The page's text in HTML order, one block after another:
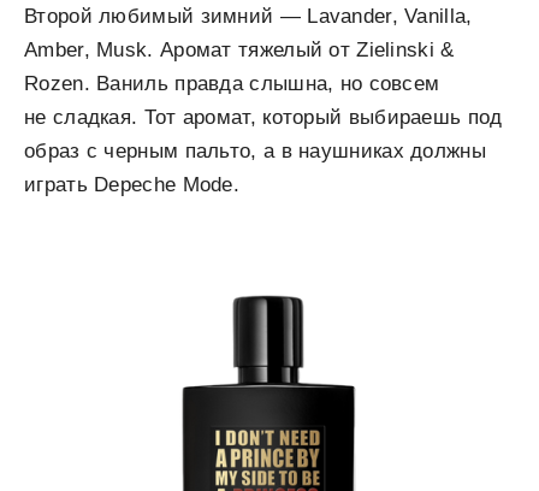
Второй любимый зимний — Lavander, Vanilla,
Amber, Musk. Аромат тяжелый от Zielinski &
Rozen. Ваниль правда слышна, но совсем
не сладкая. Тот аромат, который выбираешь под
образ с черным пальто, а в наушниках должны
играть Depeche Mode.